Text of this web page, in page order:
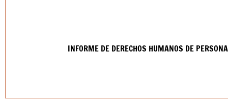
INFORME DE DERECHOS HUMANOS DE